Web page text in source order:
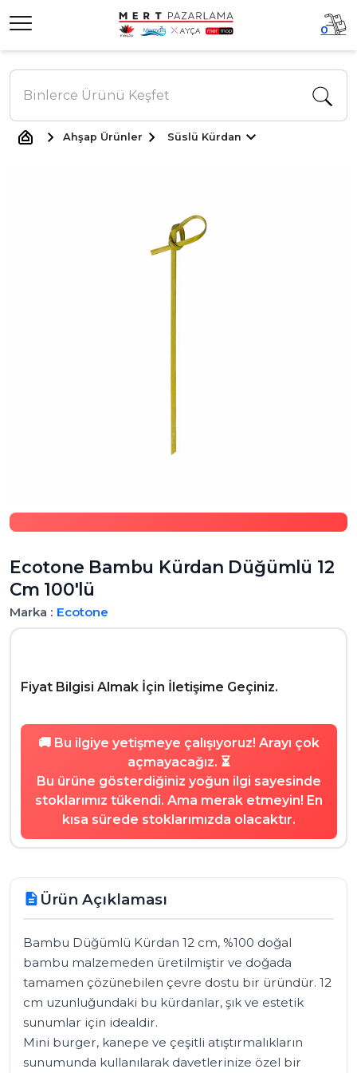
0
Ahşap Ürünler Süslü Kürdan
Ecotone Bambu Kürdan Düğümlü 12
Cm 100'lü
Marka : Ecotone
Fiyat Bilgisi Almak İçin İletişime Geçiniz.
🚚 Bu ilgiye yetişmeye çalışıyoruz! Arayı çok
açmayacağız. ⏳
Bu ürüne gösterdiğiniz yoğun ilgi sayesinde
stoklarımız tükendi. Ama merak etmeyin! En
kısa sürede stoklarımızda olacaktır.
description Ürün Açıklaması
Bambu Düğümlü Kürdan 12 cm, %100 doğal
bambu malzemeden üretilmiştir ve doğada
tamamen çözünebilen çevre dostu bir üründür. 12
cm uzunluğundaki bu kürdanlar, şık ve estetik
sunumlar için idealdir.
Mini burger, kanepe ve çeşitli atıştırmalıkların
sunumunda kullanılarak davetlerinize özel bir